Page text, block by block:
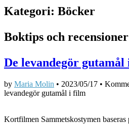
Kategori: Böcker
Boktips och recensioner
De levandegör
by Maria Molin • 2023/05/17 •
levandegör gutamål i film
Kortfilmen Sammetskostymen